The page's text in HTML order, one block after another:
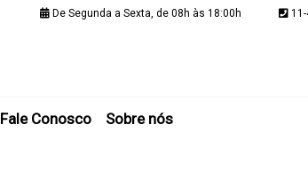
De Segunda a Sexta, de 08h às 18:00h
Fale Conosco Sobre nós